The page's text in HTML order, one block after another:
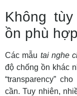
Không
ồn phù hợp
Các mẫu tai nghe
độ chống ồn khác
“transparency”
cần. Tuy nhiên,